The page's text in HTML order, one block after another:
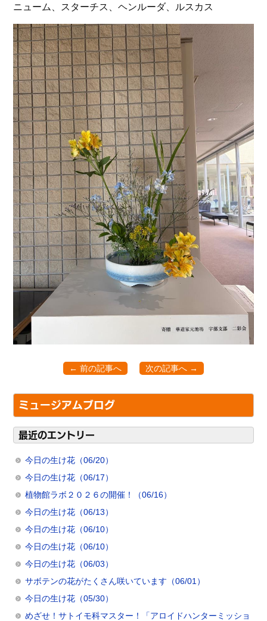
ニューム、スターチス、ヘンルーダ、ルスカス
← 前の記事へ 次の記事へ →
ミュージアムブログ
最近のエントリー
今日の生け花（06/20）
今日の生け花（06/17）
植物館ラボ２０２６の開催！（06/16）
今日の生け花（06/13）
今日の生け花（06/10）
今日の生け花（06/10）
今日の生け花（06/03）
サボテンの花がたくさん咲いています（06/01）
今日の生け花（05/30）
めざせ！サトイモ科マスター！「アロイドハンターミッショ